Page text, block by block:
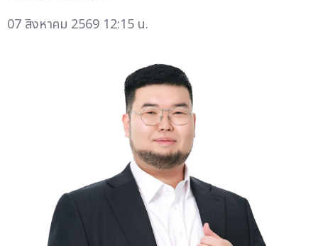
07 สิงหาคม 2569 12:15 น.